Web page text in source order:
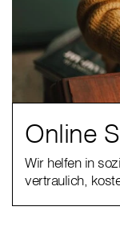
Online
Wir helfen in
vertraulich,